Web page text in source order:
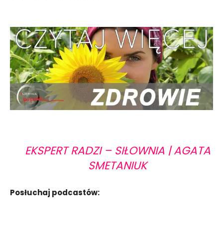
EKSPERT RADZI – SIŁOWNIA | AGATA
SMETANIUK
Posłuchaj podcastów: